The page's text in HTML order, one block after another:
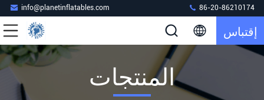
info@planetinflatables.com 86-20-86210174
إقتباس
المنتجات